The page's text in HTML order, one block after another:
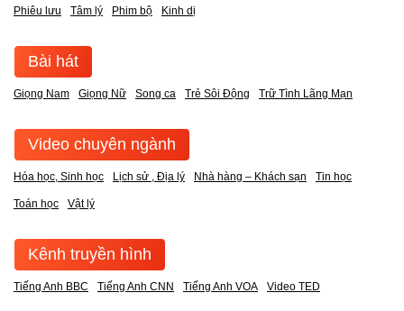
Phiêu lưu Tâm lý Phim bộ Kinh dị
Bài hát
Giọng Nam Giọng Nữ Song ca Trẻ Sôi Động Trữ Tình Lãng Mạn
Video chuyên ngành
Hóa học, Sinh học Lịch sử , Địa lý Nhà hàng – Khách sạn Tin học
Toán học Vật lý
Kênh truyền hình
Tiếng Anh BBC Tiếng Anh CNN Tiếng Anh VOA Video TED